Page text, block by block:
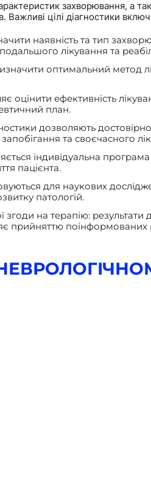
захворювання, а
Важливі цілі діагностики
наявність та тип
лікування та
оптимальний метод
оцінити ефективність
план.
дозволяють
та своєчасного
індивідуальна програма
пацієнта.
для наукових
патологій.
на терапію: результати
прийняттю